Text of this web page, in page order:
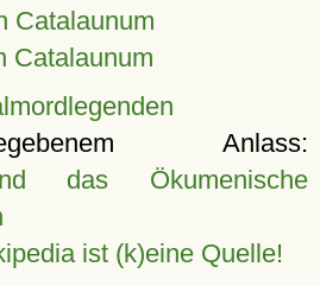
Catalaunum
Catalaunum
Anlass:
das Ökumenische
ist (k)eine Quelle!